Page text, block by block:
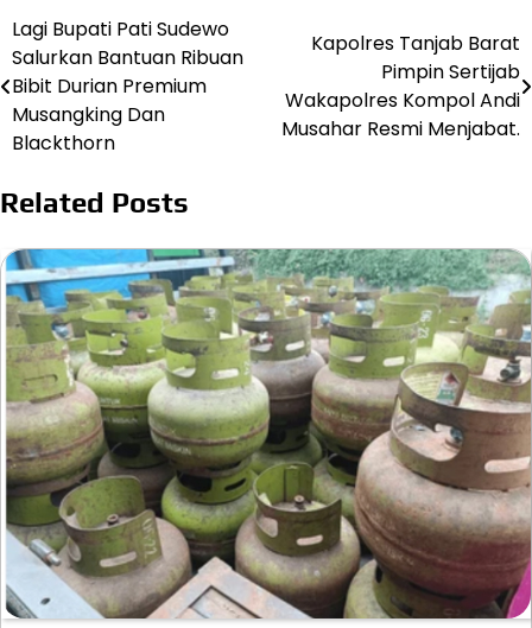
Navigasi
pos
Lagi Bupati Pati Sudewo
Salurkan Bantuan Ribuan
Bibit Durian Premium
Musangking Dan
Blackthorn
Kapolres Tanjab Barat
Pimpin Sertijab
Wakapolres Kompol Andi
Musahar Resmi Menjabat.
Related Posts